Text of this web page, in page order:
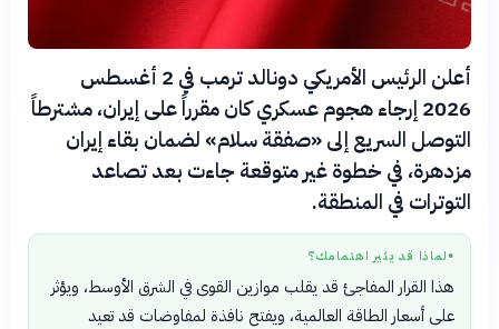
أعلن الرئيس الأمريكي دونالد ترمب في 2 أغسطس
2026 إرجاء هجوم عسكري كان مقرراً على إيران، مشترطاً
التوصل السريع إلى «صفقة سلام» لضمان بقاء إيران
مزدهرة، في خطوة غير متوقعة جاءت بعد تصاعد
التوترات في المنطقة.
● لماذا قد يثير اهتمامك؟
هذا القرار المفاجئ قد يقلب موازين القوى في الشرق الأوسط، ويؤثر
على أسعار الطاقة العالمية، ويفتح نافذة لمفاوضات قد تعيد